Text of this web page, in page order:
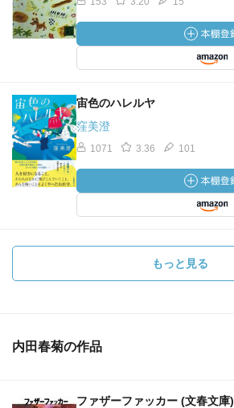
宙色のハレルヤ
窪美澄
1071 3.36 101
もっと見る
内田春菊の作品
ファザーファッカー (文春文庫)